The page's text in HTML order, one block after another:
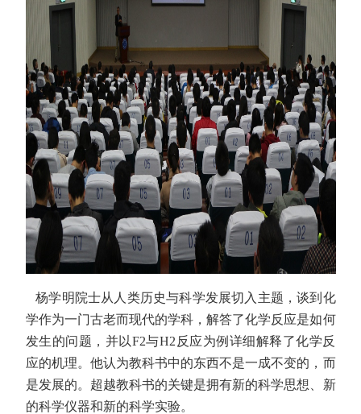
杨学明院士从人类历史与科学发展切入主题，谈到化
学作为一门古老而现代的学科，解答了化学反应是如何
发生的问题，并以F2与H2反应为例详细解释了化学反
应的机理。他认为教科书中的东西不是一成不变的，而
是发展的。超越教科书的关键是拥有新的科学思想、新
的科学仪器和新的科学实验。